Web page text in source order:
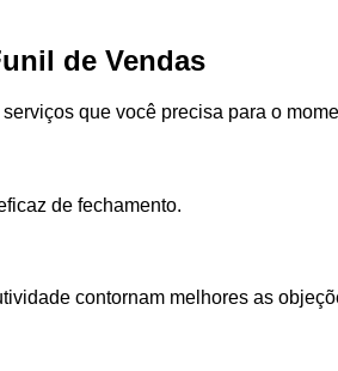
de Vendas
que você precisa para o
de fechamento.
contornam melhores as